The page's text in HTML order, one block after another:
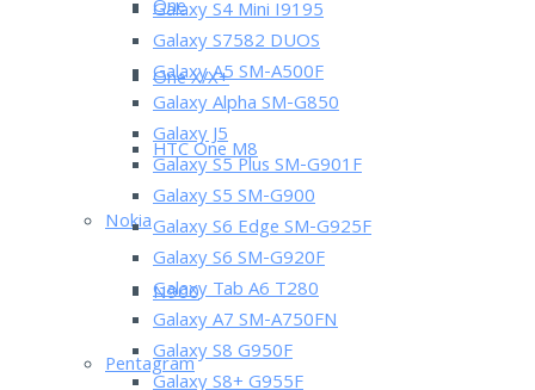
One
One X/X+
HTC One M8
Nokia
N900
Pentagram
Galaxy S4 Mini I9195
Galaxy S7582 DUOS
Galaxy A5 SM-A500F
Galaxy Alpha SM-G850
Galaxy J5
Galaxy S5 Plus SM-G901F
Galaxy S5 SM-G900
Galaxy S6 Edge SM-G925F
Galaxy S6 SM-G920F
Galaxy Tab A6 T280
Galaxy A7 SM-A750FN
Galaxy S8 G950F